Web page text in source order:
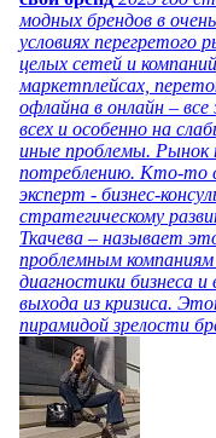
модных брендов в
условиях перегретого
целых сетей и
маркетплейсах,
офлайна в онлайн –
всех и особенно на
иные проблемы. Рынок
потреблению. Кто-то
эксперт - бизнес-
стратегическому
Ткачева – называет
проблемным
диагностики бизнеса
выхода из кризиса.
пирамидой зрелости